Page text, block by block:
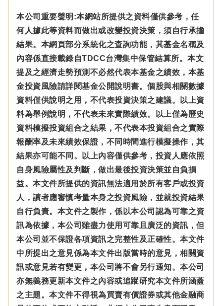
本公司重要聲明:本網站所提供之資料僅供參考，任
何人據此等資料而做出或改變投資決策，須自行承擔
結果。本網頁部分系統化之查詢功能，其基金名稱及
內容係直接載錄自TDCC台灣集中保管結算所。本文
提及之經濟走勢預測不必然代表本基金之績效，本基
金投資風險請詳閱基金公開說明書。個股與相關數據
資料僅供說明之用，不代表投資決策之建議。以上資
料為舉例說明，不代表未來實際績效。以上僅為歷史
資料模擬投資組合之結果，不代表本投資組合之實際
報酬率及未來績效保證，不同時間進行模擬操作，其
結果亦可能不同。以上內容僅供參考，投資人應依照
自身風險屬性及判斷，做出最後投資決策並自負損
益。本文件所提供的資訊無法適用於所有客戶或投資
人，讀者應審慎考量本身之投資風險，並就投資結果
自行負責。本文件之製作，係以本公司認為可靠之資
訊為依據，本公司雖盡力使用可靠且廣泛的資訊，但
本公司並不保證各項資訊之完整性及正確性。本文件
中所提出之意見係為本文件出版當時的意見，相關資
訊或意見若有變更，本公司將不會另行通知。本公司
亦無義務更新本文件之內容或追蹤研究本文件所涵蓋
之主題。本文件不得視為買賣有價證券或其他金融商